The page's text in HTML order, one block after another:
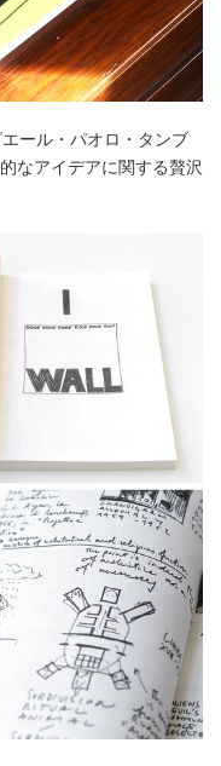
ール・パオロ・タンブ
なアイデアに関する贅沢